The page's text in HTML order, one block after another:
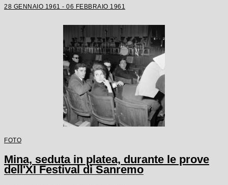
28 GENNAIO 1961 - 06 FEBBRAIO 1961
FOTO
Mina, seduta in platea, durante le prove
dell'XI Festival di Sanremo